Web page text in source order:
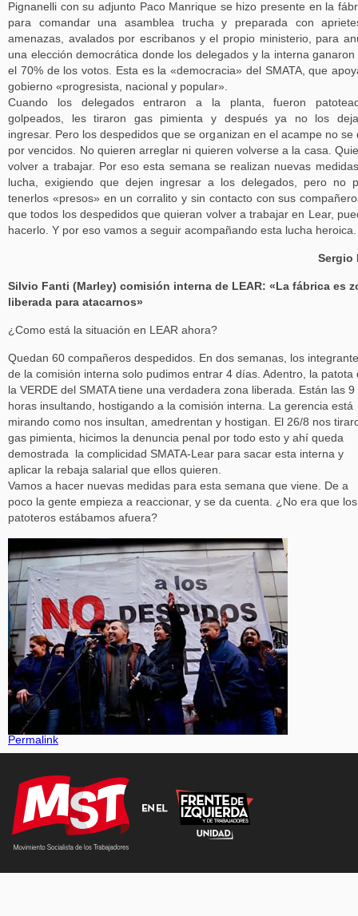
Pignanelli con su adjunto Paco Manrique se hizo presente en la
para comandar una asamblea trucha y preparada con
amenazas, avalados por escribanos y el propio ministerio, para
una elección democrática donde los delegados y la interna ganaron
el 70% de los votos. Esta es la «democracia» del SMATA, que
gobierno «progresista, nacional y popular».
Cuando los delegados entraron a la planta, fueron
golpeados, les tiraron gas pimienta y después ya no los
ingresar. Pero los despedidos que se organizan en el acampe no se
por vencidos. No quieren arreglar ni quieren volverse a la casa.
volver a trabajar. Por eso esta semana se realizan nuevas
lucha, exigiendo que dejen ingresar a los delegados, pero no
tenerlos «presos» en un corralito y sin contacto con sus
que todos los despedidos que quieran volver a trabajar en Lear,
hacerlo. Y por eso vamos a seguir acompañando esta lucha heroica.
Sergio
Silvio Fanti (Marley) comisión interna de LEAR: «La fábrica es
liberada para atacarnos»
¿Como está la situación en LEAR ahora?
Quedan 60 compañeros despedidos. En dos semanas, los
de la comisión interna solo pudimos entrar 4 días. Adentro, la patota
la VERDE del SMATA tiene una verdadera zona liberada. Están las 9
horas insultando, hostigando a la comisión interna. La gerencia está
mirando como nos insultan, amedrentan y hostigan. El 26/8 nos
gas pimienta, hicimos la denuncia penal por todo esto y ahí queda
demostrada la complicidad SMATA-Lear para sacar esta interna y
aplicar la rebaja salarial que ellos quieren.
Vamos a hacer nuevas medidas para esta semana que viene. De a
poco la gente empieza a reaccionar, y se da cuenta. ¿No era que los
patoteros estábamos afuera?
Permalink